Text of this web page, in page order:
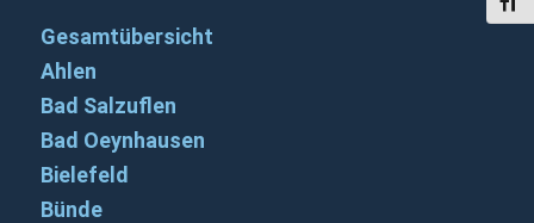
Gesamtübersicht
Ahlen
Bad Salzuflen
Bad Oeynhausen
Bielefeld
Bünde